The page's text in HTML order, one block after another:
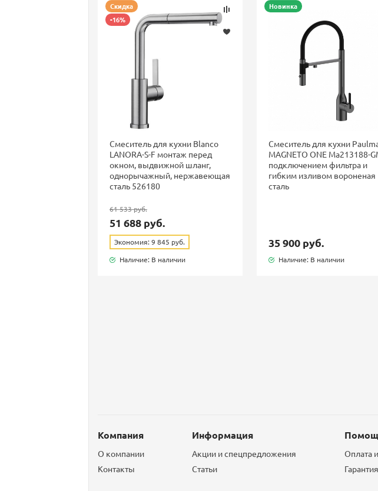
Скидка
-16%
Смеситель для кухни Blanco
LANORA-S-F монтаж перед
окном, выдвижной шланг,
однорычажный, нержавеющая
сталь 526180
61 533 руб.
51 688 руб.
Экономия: 9 845 руб.
Наличие: В наличии
Новинка
Смеситель для кухни
MAGNETO ONE Ma213188-
подключением фильтра и
гибким изливом вороненая
сталь
35 900 руб.
Наличие: В наличии
Компания
О компании
Контакты
Информация
Акции и спецпредложения
Статьи
Оплата
Гарантия